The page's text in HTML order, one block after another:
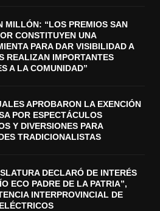
MILLÓN: “LOS PREMIOS SAN
CONSTITUYEN UNA
PARA DAR VISIBILIDAD A
REALIZAN IMPORTANTES
A LA COMUNIDAD”
APROBARON LA EXENCIÓN
POR ESPECTÁCULOS
Y DIVERSIONES PARA
TRADICIONALISTAS
DECLARÓ DE INTERÉS
ECO PADRE DE LA PATRIA”,
INTERPROVINCIAL DE